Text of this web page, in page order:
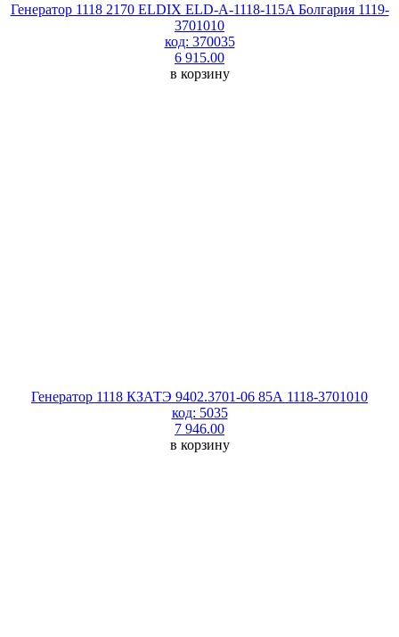
Генератор 1118 2170 ELDIX ELD-A-1118-115A Болгария 1119-
3701010
код: 370035
6 915.00
в корзину
Генератор 1118 КЗАТЭ 9402.3701-06 85А 1118-3701010
код: 5035
7 946.00
в корзину